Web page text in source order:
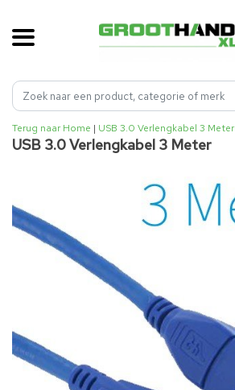
Terug naar Home | USB 3.0 Verlengkabel 3 Meter
USB 3.0 Verlengkabel 3 Meter